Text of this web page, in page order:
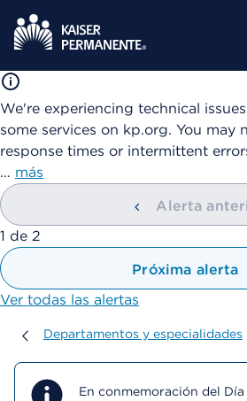
We're experiencing technical
some services on kp.org. You may
response times or intermittent
… más
Alerta
mostrando
1 de 2
Próxima alerta
Ver todas las alertas
Departamentos y especialidades
Departamentos y especialidades
En conmemoración del